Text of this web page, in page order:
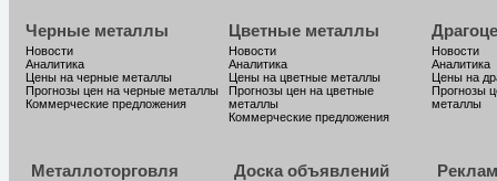
Черные металлы
Новости
Аналитика
Цены на черные металлы
Прогнозы цен на черные металлы
Коммерческие предложения
Цветные металлы
Новости
Аналитика
Цены на цветные металлы
Прогнозы цен на цветные
металлы
Коммерческие предложения
Новости
Аналитика
Цены на
Прогнозы
металлы
Металлоторговля Доска объявлений